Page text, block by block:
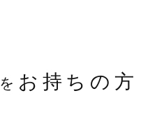
を お持ちの方